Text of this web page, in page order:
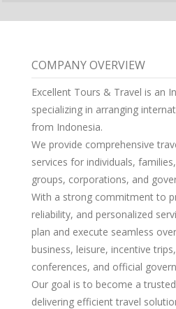
COMPANY OVERVIEW
Excellent Tours & Travel is an
specializing in arranging
from Indonesia.
We provide comprehensive
services for individuals,
groups, corporations, and
With a strong commitment to
reliability, and personalized
plan and execute seamless
business, leisure, incentive
conferences, and official
Our goal is to become a
delivering efficient travel